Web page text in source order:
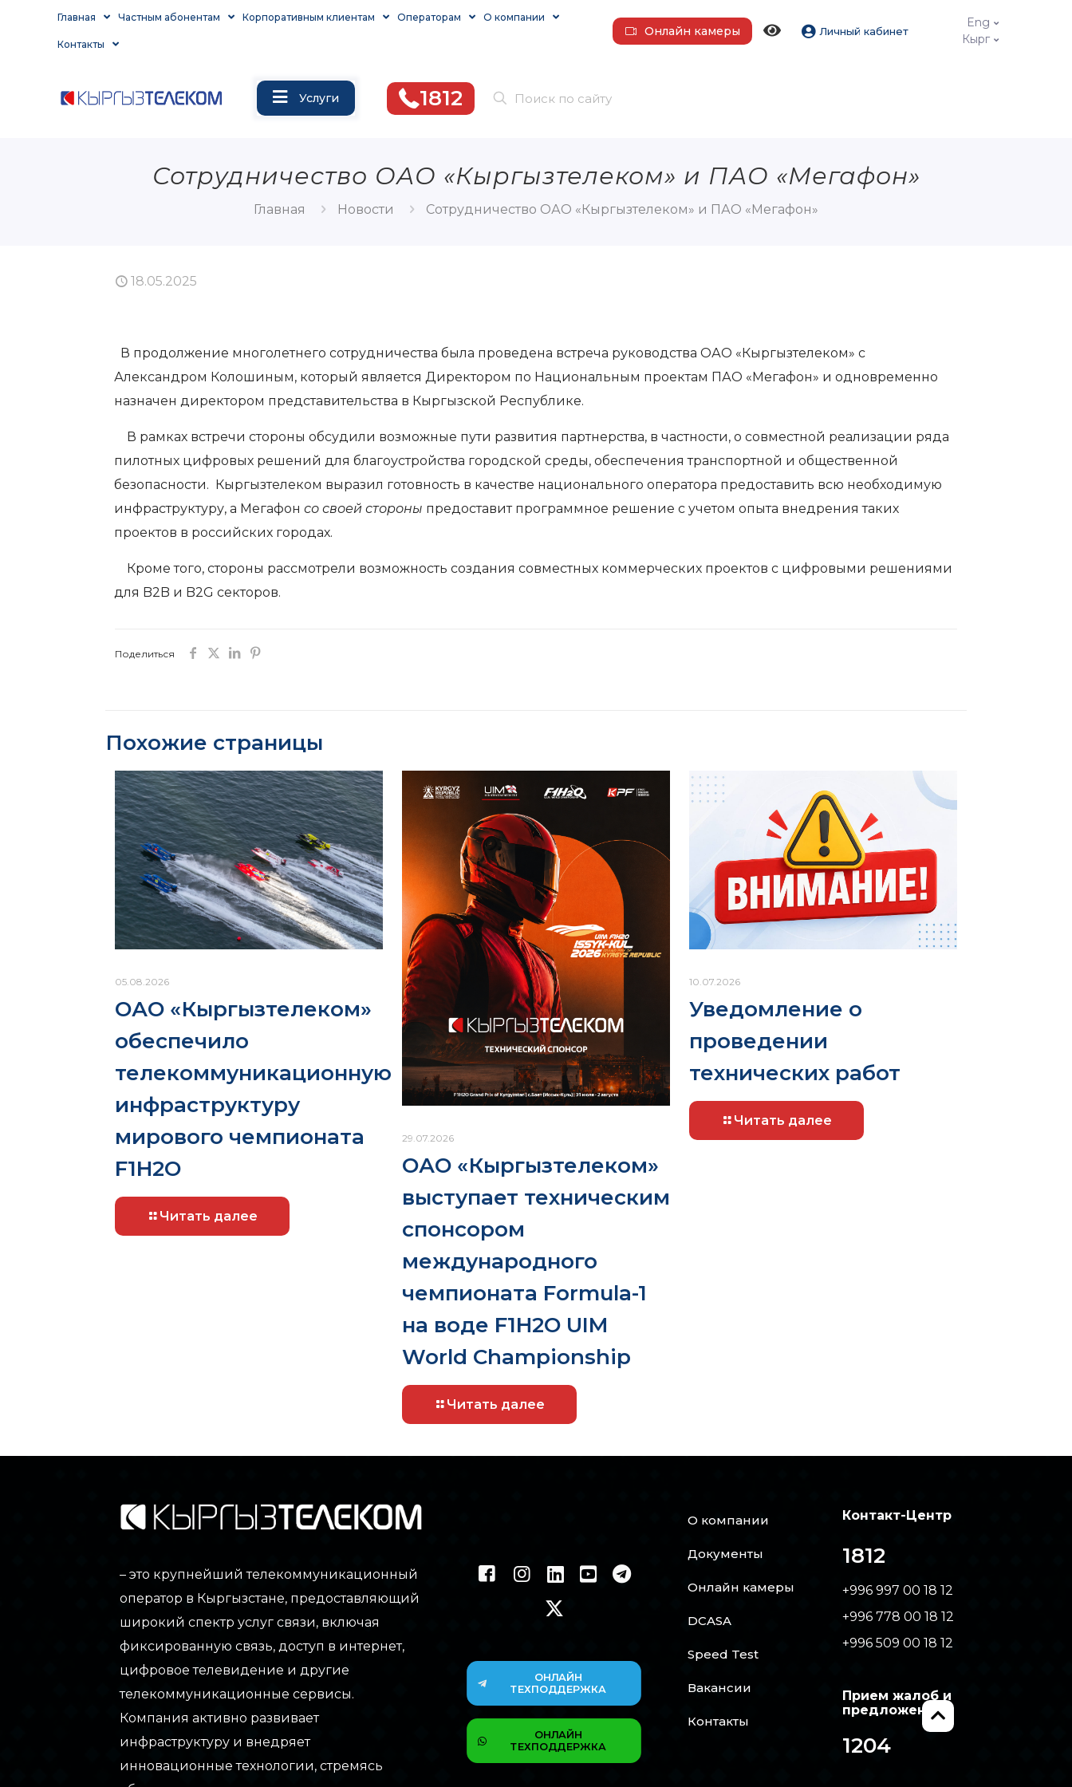
Главная Частным абонентам Корпоративным клиентам Операторам О компании
Контакты
Онлайн камеры Личный кабинет
Eng
Кырг
Услуги 1812
Сотрудничество ОАО «Кыргызтелеком» и ПАО «Мегафон»
Главная Новости Сотрудничество ОАО «Кыргызтелеком» и ПАО «Мегафон»
18.05.2025
В продолжение многолетнего сотрудничества была проведена встреча руководства ОАО «Кыргызтелеком» с
Александром Колошиным, который является Директором по Национальным проектам ПАО «Мегафон» и одновременно
назначен директором представительства в Кыргызской Республике.
В рамках встречи стороны обсудили возможные пути развития партнерства, в частности, о совместной реализации ряда
пилотных цифровых решений для благоустройства городской среды, обеспечения транспортной и общественной
безопасности. Кыргызтелеком выразил готовность в качестве национального оператора предоставить всю необходимую
инфраструктуру, а Мегафон со своей стороны предоставит программное решение с учетом опыта внедрения таких
проектов в российских городах.
Кроме того, стороны рассмотрели возможность создания совместных коммерческих проектов с цифровыми решениями
для B2B и B2G секторов.
Поделиться
Похожие страницы
05.08.2026
ОАО «Кыргызтелеком»
обеспечило
телекоммуникационную
инфраструктуру
мирового чемпионата
F1H2O
Читать далее
29.07.2026
ОАО «Кыргызтелеком»
выступает техническим
спонсором
международного
чемпионата Formula-1
на воде F1H2O UIM
World Championship
Читать далее
10.07.2026
Уведомление о
проведении
технических работ
Читать далее
– это крупнейший телекоммуникационный
оператор в Кыргызстане, предоставляющий
широкий спектр услуг связи, включая
фиксированную связь, доступ в интернет,
цифровое телевидение и другие
телекоммуникационные сервисы.
Компания активно развивает
инфраструктуру и внедряет
инновационные технологии, стремясь
ОНЛАЙН
ТЕХПОДДЕРЖКА
ОНЛАЙН
ТЕХПОДДЕРЖКА
О компании
Документы
Онлайн камеры
DCASA
Speed Test
Вакансии
Контакты
Контакт-Центр
1812
+996 997 00 18 12
+996 778 00 18 12
+996 509 00 18 12
Прием жалоб и
предложений
1204